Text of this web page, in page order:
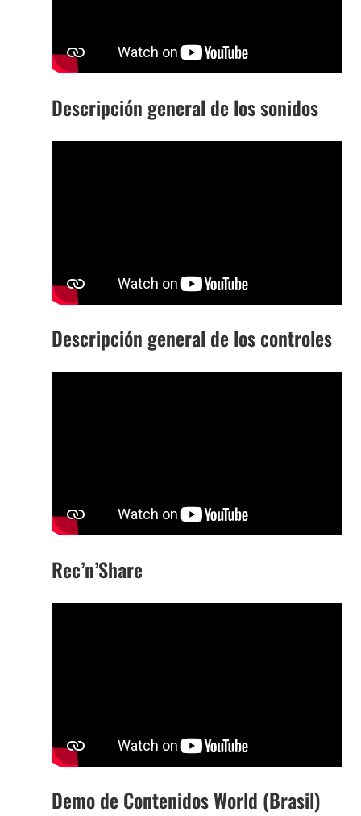
Descripción general de los sonidos
Descripción general de los controles
Rec’n’Share
Demo de Contenidos World (Brasil)